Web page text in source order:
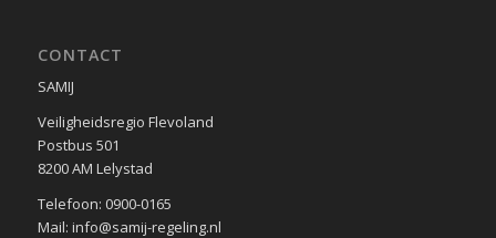
CONTACT
SAMIJ
Veiligheidsregio Flevoland
Postbus 501
8200 AM Lelystad
Telefoon: 0900-0165
Mail: info@samij-regeling.nl